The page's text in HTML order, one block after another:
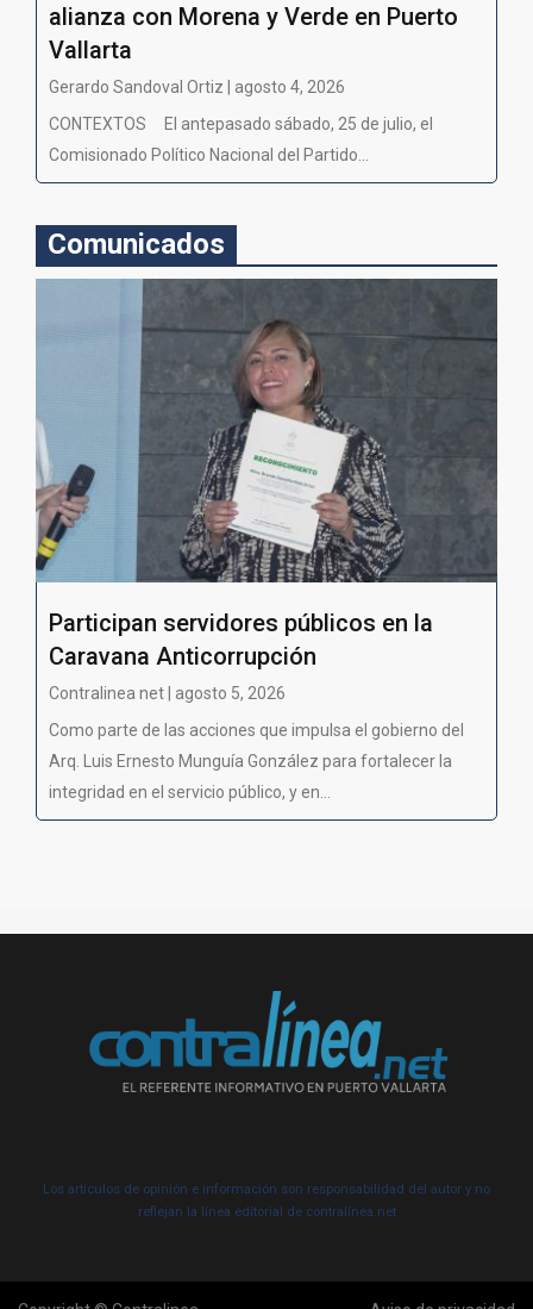
alianza con Morena y Verde en Puerto
Vallarta
Gerardo Sandoval Ortiz | agosto 4, 2026
CONTEXTOS El antepasado sábado, 25 de julio, el
Comisionado Político Nacional del Partido...
Comunicados
Participan servidores públicos en la
Caravana Anticorrupción
Contralinea net | agosto 5, 2026
Como parte de las acciones que impulsa el gobierno del
Arq. Luis Ernesto Munguía González para fortalecer la
integridad en el servicio público, y en...
Los artículos de opinión e información son responsabilidad del autor y no
reflejan la línea editorial de contralínea.net